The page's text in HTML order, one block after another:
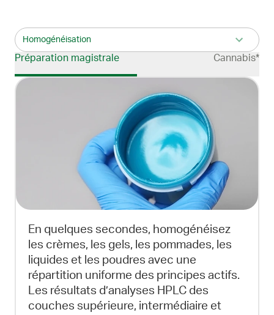
Homogénéisation
Préparation magistrale Cannabis*
En quelques secondes, homogénéisez
les crèmes, les gels, les pommades, les
liquides et les poudres avec une
répartition uniforme des principes actifs.
Les résultats d’analyses HPLC des
couches supérieure, intermédiaire et